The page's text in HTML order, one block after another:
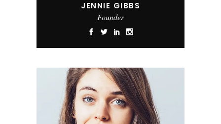
JENNIE GIBBS
Founder